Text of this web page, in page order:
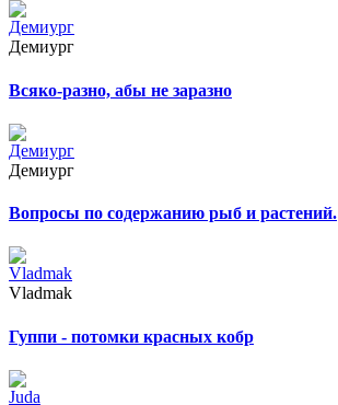
Демиург
Всяко-разно, абы не заразно
Демиург
Вопросы по содержанию рыб и растений.
Vladmak
Гуппи - потомки красных кобр